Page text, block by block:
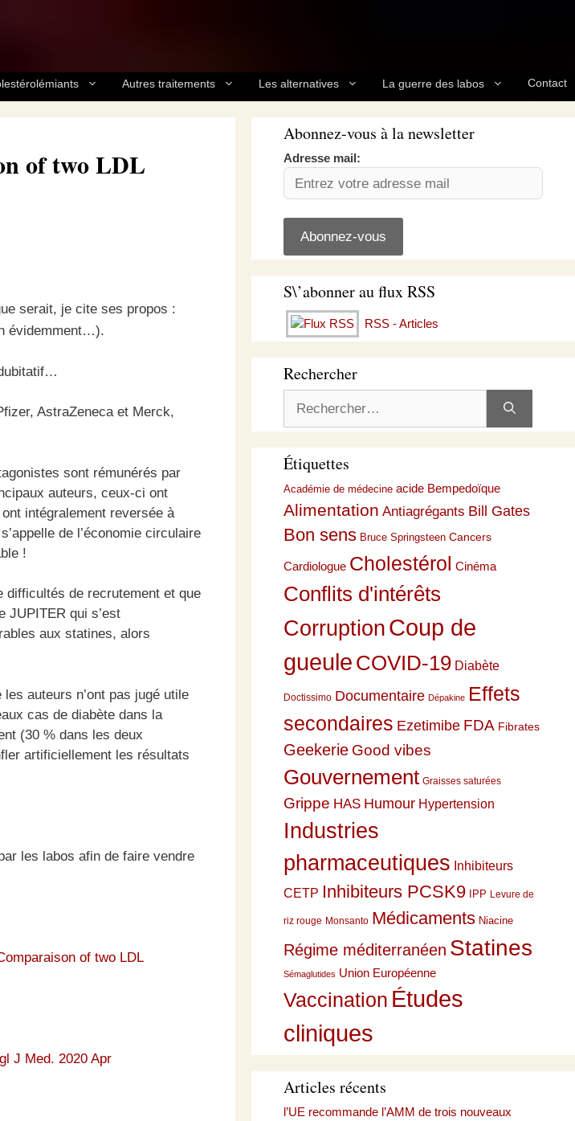
Autres traitements Les alternatives La guerre des labos Contact
of two LDL
serait, je cite ses propos :
évidemment…).
AstraZeneca et Merck,
sont rémunérés par
auteurs, ceux-ci ont
intégralement reversée à
de l’économie circulaire
!
difficultés de recrutement et que
JUPITER qui s’est
aux statines, alors
auteurs n’ont pas jugé utile
cas de diabète dans la
(30 % dans les deux
artificiellement les résultats
les labos afin de faire vendre
of two LDL
J Med. 2020 Apr
Abonnez-vous à la newsletter
Adresse mail:
S\’abonner au flux RSS
RSS - Articles
Rechercher
Étiquettes
Académie de médecine acide Bempedoïque
Alimentation Antiagrégants Bill Gates
Bon sens Bruce Springsteen Cancers
Cardiologue Cholestérol Cinéma
Conflits d'intérêts
CorruptionCoup de
gueule COVID-19 Diabète
Doctissimo Documentaire Dépakine Effets
secondaires Ezetimibe FDA Fibrates
Geekerie Good vibes
Gouvernement Graisses saturées
Grippe HAS Humour Hypertension
Industries
pharmaceutiques Inhibiteurs
CETP Inhibiteurs PCSK9 IPP Levure de
riz rouge Monsanto Médicaments Niacine
Régime méditerranéen Statines
Sémaglutides Union Européenne
Vaccination Études
cliniques
Articles récents
l’UE recommande l’AMM de trois nouveaux